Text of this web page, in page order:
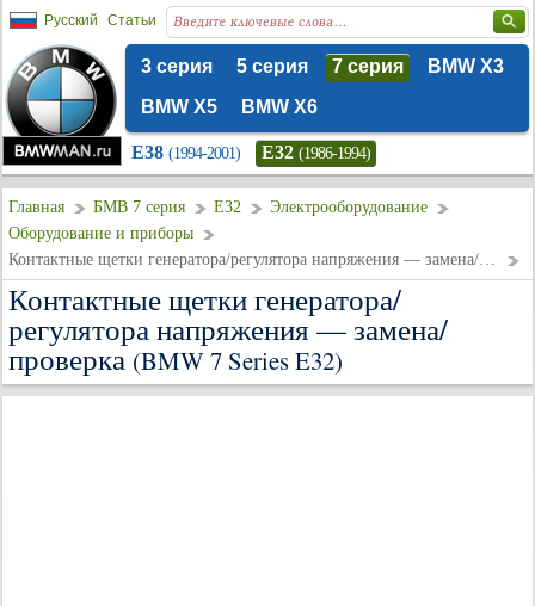
Русский Статьи
3 серия 5 серия 7 серия
BMW X3
BMW X5
BMW X6
E38 (1994-2001) E32 (1986-1994)
Главная БМВ 7 серия E32
Электрооборудование
Оборудование и приборы
Контактные щетки генератора/регулятора напряжения — замена/проверка
Контактные щетки генератора/
регулятора напряжения — замена/
проверка(BMW 7 Series E32)